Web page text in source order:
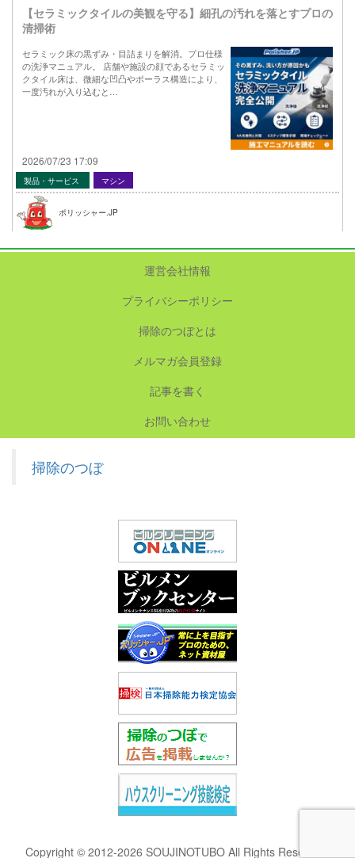
【セラミックタイルの美観を守る】細孔の汚れを落とすプロの
清掃術
セラミック床の黒ずみ・目詰まりを解消。プロ仕様
の洗浄マニュアル。 店舗や施設の顔であるセラミッ
クタイル床は、微細な凹凸やポーラス構造により、
一度汚れが入り込むと…
2026/07/23 17:09
製品・サービス マシン
ポリッシャー.JP
運営会社情報
プライバシーポリシー
掃除のつぼとは
メルマガ会員登録
記事を書く
お問い合わせ
掃除のつぼ
Copyright © 2012-2026 SOUJINOTUBO All Rights Reserved.